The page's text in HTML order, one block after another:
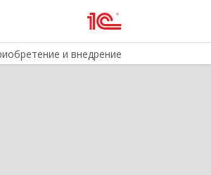
и внедрение